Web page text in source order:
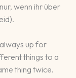
wenn ihr über
up for
things to a
thing twice.